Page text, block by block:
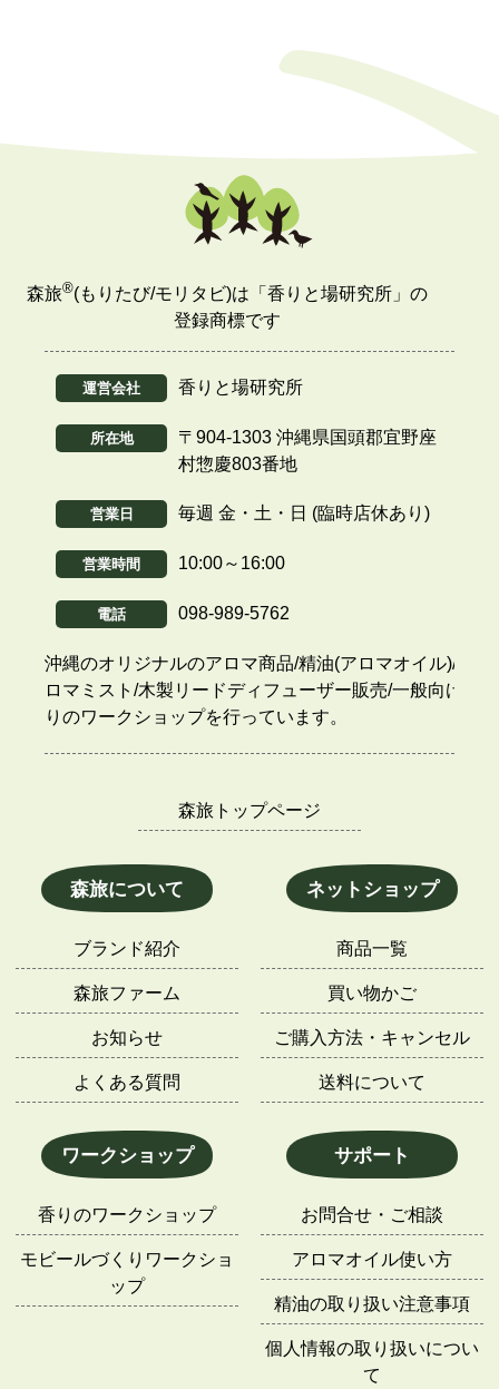
森旅®(もりたび/モリタビ)は「香りと場研究所」の
登録商標です
運営会社 香りと場研究所
所在地
〒904-1303 沖縄県国頭郡宜野座
村惣慶803番地
営業日 毎週 金・土・日 (臨時店休あり)
営業時間 10:00～16:00
電話 098-989-5762
沖縄のオリジナルのアロマ商品/精油(アロマオイル)/ア
ロマミスト/木製リードディフューザー販売/一般向け香
りのワークショップを行っています。
森旅トップページ
森旅について
ブランド紹介
森旅ファーム
お知らせ
よくある質問
ネットショップ
商品一覧
買い物かご
ご購入方法・キャンセル
送料について
ワークショップ
香りのワークショップ
モビールづくりワークショ
ップ
サポート
お問合せ・ご相談
アロマオイル使い方
精油の取り扱い注意事項
個人情報の取り扱いについ
て